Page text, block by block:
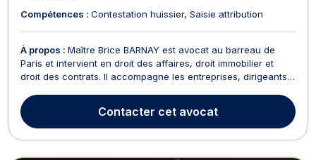
Compétences : Contestation huissier Saisie attribution
À propos : Maître Brice BARNAY est avocat au barreau de
Paris et intervient en droit des affaires, droit immobilier et
droit des contrats. Il accompagne les entreprises, dirigeants
contrats, la structuration de sociétés ainsi que la gestion des
litiges commerciaux (conflits contr...
Contacter cet avocat